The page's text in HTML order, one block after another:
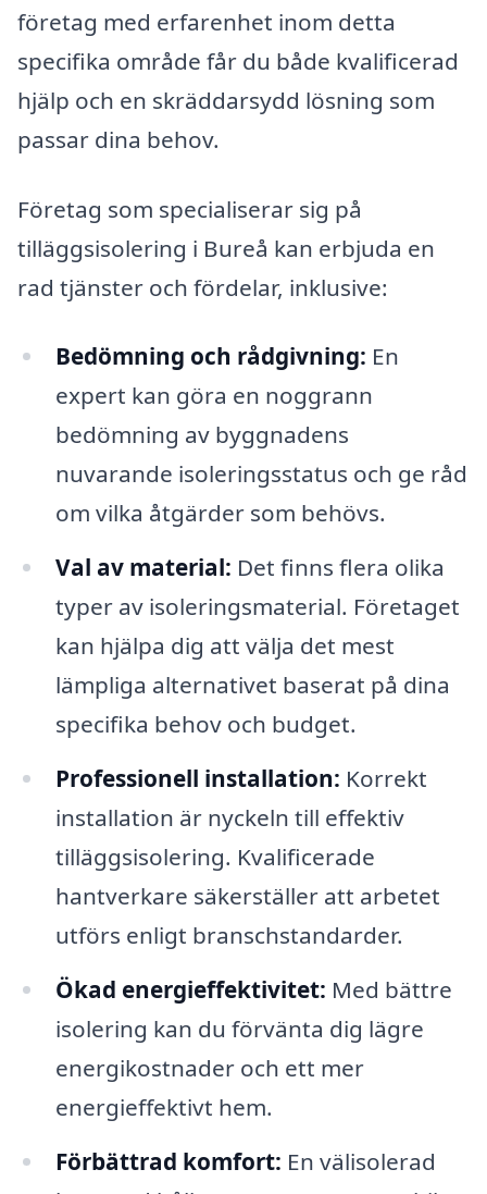
företag med erfarenhet inom detta
specifika område får du både kvalificerad
hjälp och en skräddarsydd lösning som
passar dina behov.
Företag som specialiserar sig på
tilläggsisolering i Bureå kan erbjuda en
rad tjänster och fördelar, inklusive:
Bedömning och rådgivning: En
expert kan göra en noggrann
bedömning av byggnadens
nuvarande isoleringsstatus och ge råd
om vilka åtgärder som behövs.
Val av material: Det finns flera olika
typer av isoleringsmaterial. Företaget
kan hjälpa dig att välja det mest
lämpliga alternativet baserat på dina
specifika behov och budget.
Professionell installation: Korrekt
installation är nyckeln till effektiv
tilläggsisolering. Kvalificerade
hantverkare säkerställer att arbetet
utförs enligt branschstandarder.
Ökad energieffektivitet: Med bättre
isolering kan du förvänta dig lägre
energikostnader och ett mer
energieffektivt hem.
Förbättrad komfort: En välisolerad